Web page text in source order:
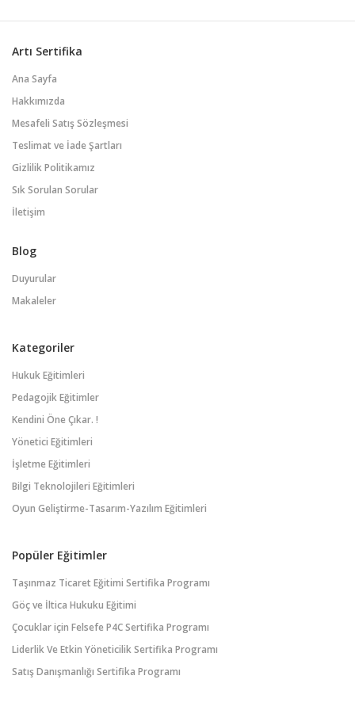
Artı Sertifika
Ana Sayfa
Hakkımızda
Mesafeli Satış Sözleşmesi
Teslimat ve İade Şartları
Gizlilik Politikamız
Sık Sorulan Sorular
İletişim
Blog
Duyurular
Makaleler
Kategoriler
Hukuk Eğitimleri
Pedagojik Eğitimler
Kendini Öne Çıkar. !
Yönetici Eğitimleri
İşletme Eğitimleri
Bilgi Teknolojileri Eğitimleri
Oyun Geliştirme-Tasarım-Yazılım Eğitimleri
Popüler Eğitimler
Taşınmaz Ticaret Eğitimi Sertifika Programı
Göç ve İltica Hukuku Eğitimi
Çocuklar için Felsefe P4C Sertifika Programı
Liderlik Ve Etkin Yöneticilik Sertifika Programı
Satış Danışmanlığı Sertifika Programı